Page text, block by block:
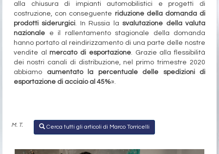
alla chiusura di impianti automobilistici e progetti di
costruzione, con conseguente riduzione della domanda di
prodotti siderurgici. In Russia lasvalutazione della valuta
nazionale e il rallentamento stagionale della domanda
hanno portato al reindirizzamento di una parte delle nostre
vendite al
mercato di esportazione. Grazie alla flessibilità
dei nostri canali di distribuzione, nel primo trimestre 2020
abbiamo
aumentato la percentuale delle spedizioni di
esportazione di acciaio al 45%».
M. T. Cerca tutti gli articoli di Marco Torricelli